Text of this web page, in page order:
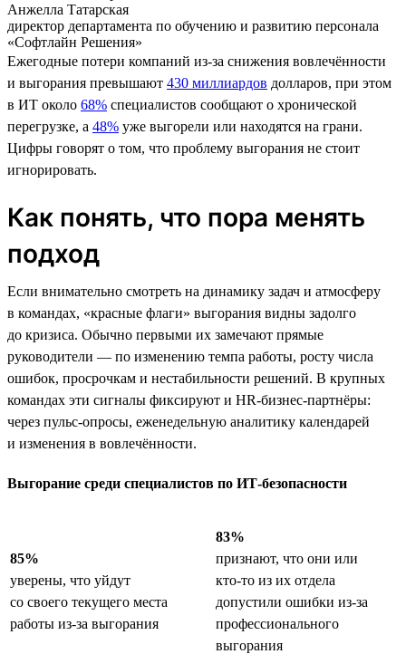
Анжелла Татарская
директор департамента по обучению и развитию персонала
«Софтлайн Решения»
Ежегодные потери компаний из-за снижения вовлечённости
и выгорания превышают 430 миллиардов долларов, при этом
в ИТ около 68% специалистов сообщают о хронической
перегрузке, а 48% уже выгорели или находятся на грани.
Цифры говорят о том, что проблему выгорания не стоит
игнорировать.
Как понять, что пора менять
подход
Если внимательно смотреть на динамику задач и атмосферу
в командах, «красные флаги» выгорания видны задолго
до кризиса. Обычно первыми их замечают прямые
руководители — по изменению темпа работы, росту числа
ошибок, просрочкам и нестабильности решений. В крупных
командах эти сигналы фиксируют и HR-бизнес-партнёры:
через пульс-опросы, еженедельную аналитику календарей
и изменения в вовлечённости.
Выгорание среди специалистов по ИТ-безопасности
85%
уверены, что уйдут
со своего текущего места
работы из-за выгорания
83%
признают, что они или
кто-то из их отдела
допустили ошибки из-за
профессионального
выгорания